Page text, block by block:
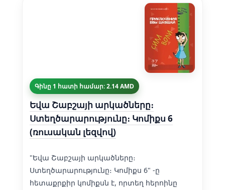
Գինը 1 հատի համար: 2.14 AMD
Եվա Շաբշայի արկածները։
Ստեղծարարությունը։ Կոմիքս 6
(ռուսական լեզվով)
"Եվա Շաբշայի արկածները։
Ստեղծարարությունը։ Կոմիքս 6" -ը
հետաքրքիր կոմիքսն է, որտեղ հերոինը